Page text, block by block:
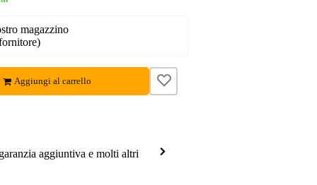
magazzino
Aggiungi al carrello
aggiuntiva e molti altri